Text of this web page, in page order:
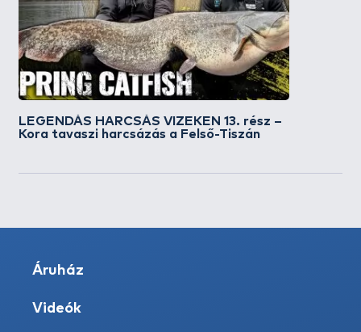
LEGENDÁS HARCSÁS VIZEKEN 13. rész –
Kora tavaszi harcsázás a Felső-Tiszán
Áruház
Videók